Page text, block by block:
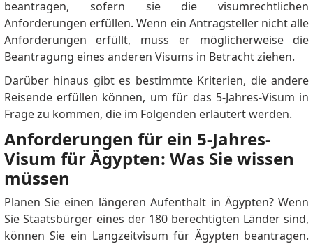
beantragen, sofern sie die visumrechtlichen
Anforderungen erfüllen.Wenn ein Antragsteller nicht alle
Anforderungen erfüllt, muss er möglicherweise die
Beantragung eines anderen Visums in Betracht ziehen.
Darüber hinaus gibt es bestimmte Kriterien, die andere
Reisende erfüllen können, um für das 5-Jahres-Visum in
Frage zu kommen, die im Folgenden erläutert werden.
Anforderungen für ein 5-Jahres-
Visum für Ägypten: Was Sie wissen
müssen
Planen Sie einen längeren Aufenthalt in Ägypten?Wenn
Sie Staatsbürger eines der 180 berechtigten Länder sind,
können Sie ein Langzeitvisum für Ägypten beantragen.